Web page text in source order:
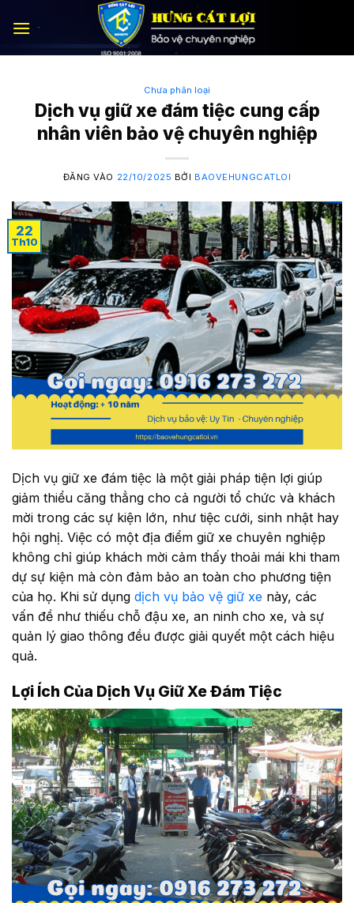
qua
Chưa phân loại
Dịch vụ giữ xe đám tiệc cung cấp
nhân viên bảo vệ chuyên nghiệp
ĐĂNG VÀO 22/10/2025 BỞI BAOVEHUNGCATLOI
22
Th10
Dịch vụ giữ xe đám tiệc là một giải pháp tiện lợi giúp
giảm thiểu căng thẳng cho cả người tổ chức và khách
mời trong các sự kiện lớn, như tiệc cưới, sinh nhật hay
hội nghị. Việc có một địa điểm giữ xe chuyên nghiệp
không chỉ giúp khách mời cảm thấy thoải mái khi tham
dự sự kiện mà còn đảm bảo an toàn cho phương tiện
của họ. Khi sử dụng dịch vụ bảo vệ giữ xe này, các
vấn đề như thiếu chỗ đậu xe, an ninh cho xe, và sự
quản lý giao thông đều được giải quyết một cách hiệu
quả.
Lợi Ích Của Dịch Vụ Giữ Xe Đám Tiệc